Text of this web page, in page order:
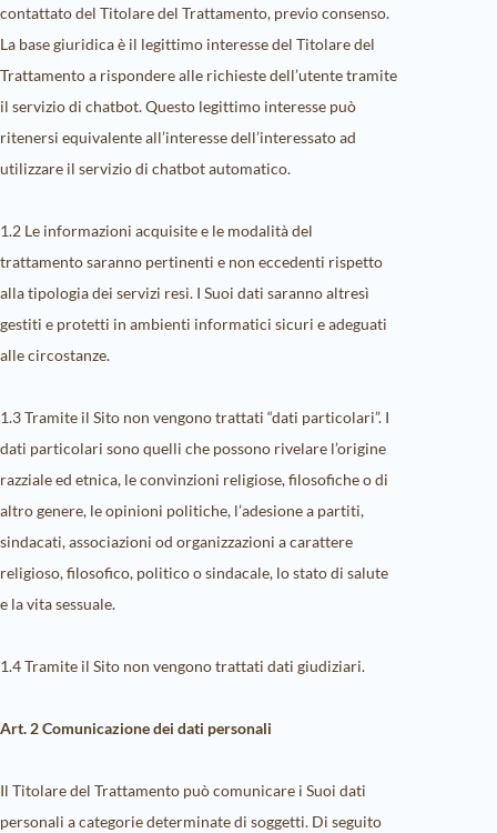
contattato del Titolare del Trattamento, previo consenso.
La base giuridica è il legittimo interesse del Titolare del
Trattamento a rispondere alle richieste dell’utente tramite
il servizio di chatbot. Questo legittimo interesse può
ritenersi equivalente all’interesse dell’interessato ad
utilizzare il servizio di chatbot automatico.
1.2 Le informazioni acquisite e le modalità del
trattamento saranno pertinenti e non eccedenti rispetto
alla tipologia dei servizi resi. I Suoi dati saranno altresì
gestiti e protetti in ambienti informatici sicuri e adeguati
alle circostanze.
1.3 Tramite il Sito non vengono trattati “dati particolari”. I
dati particolari sono quelli che possono rivelare l’origine
razziale ed etnica, le convinzioni religiose, filosofiche o di
altro genere, le opinioni politiche, l’adesione a partiti,
sindacati, associazioni od organizzazioni a carattere
religioso, filosofico, politico o sindacale, lo stato di salute
e la vita sessuale.
1.4 Tramite il Sito non vengono trattati dati giudiziari.
Art. 2 Comunicazione dei dati personali
Il Titolare del Trattamento può comunicare i Suoi dati
personali a categorie determinate di soggetti. Di seguito